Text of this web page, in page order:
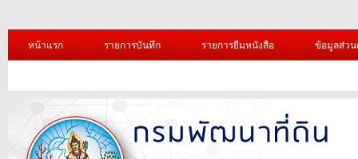
หน้าแรก รายการบันทึก รายการยืมหนังสือ ข้อมูลส่ว